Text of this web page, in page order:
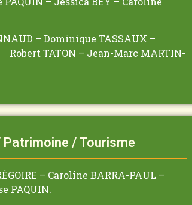
– Dominique TASSAUX –
Robert TATON – Jean-Marc MARTIN-
Patrimoine / Tourisme
– Caroline BARRA-PAUL –
PAQUIN.